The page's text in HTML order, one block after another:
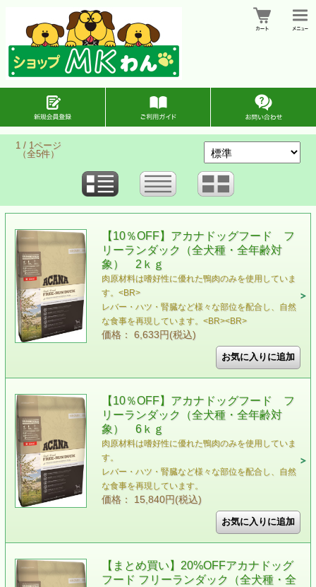
1 / 1ページ
（全5件）
【10％OFF】アカナドッグフード フ
リーランダック（全犬種・全年齢対
象） 2ｋｇ
肉原材料は嗜好性に優れた鴨肉のみを使用していま
す。<BR>
レバー・ハツ・腎臓など様々な部位を配合し、自然
な食事を再現しています。<BR><BR>
価格： 6,633円(税込)
【10％OFF】アカナドッグフード フ
リーランダック（全犬種・全年齢対
象） 6ｋｇ
肉原材料は嗜好性に優れた鴨肉のみを使用していま
す。
レバー・ハツ・腎臓など様々な部位を配合し、自然
な食事を再現しています。
価格： 15,840円(税込)
【まとめ買い】20%OFFアカナドッグ
フード フリーランダック（全犬種・全